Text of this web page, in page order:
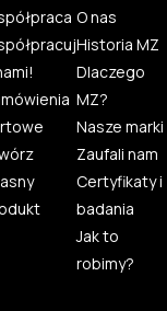
O nas
Historia MZ
Dlaczego
MZ?
Nasze marki
Zaufali nam
Certyfikaty i
badania
Jak to
robimy?